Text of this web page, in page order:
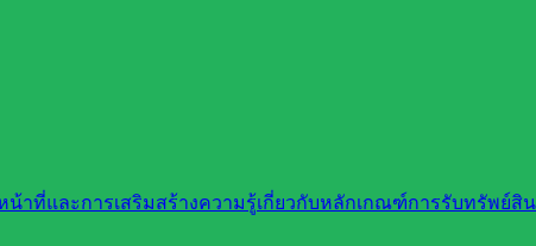
น้าที่และการเสริมสร้างความรู้เกี่ยวกับหลักเกณฑ์การรับทรัพย์